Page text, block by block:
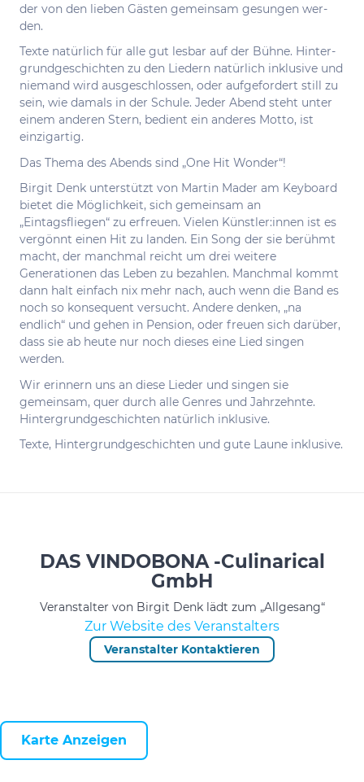
der von den lie­ben Gäs­ten gemein­sam gesun­gen wer­
den.
Tex­te natür­lich für alle gut les­bar auf der Büh­ne. Hin­ter­
grund­ge­schich­ten zu den Lie­dern natür­lich inklu­si­ve und
nie­mand wird aus­ge­schlos­sen, oder auf­ge­for­dert still zu
sein, wie damals in der Schu­le. Jeder Abend steht unter
einem ande­ren Stern, bedient ein ande­res Mot­to, ist
einzigartig.
Das The­ma des Abends sind ​„One Hit Wonder“!
Birgit Denk unterstützt von Martin Mader am Keyboard
bietet die Möglichkeit, sich gemeinsam an
„Eintagsfliegen“ zu erfreuen. Vielen Künstler:innen ist es
vergönnt einen Hit zu landen. Ein Song der sie berühmt
macht, der manchmal reicht um drei weitere
Generationen das Leben zu bezahlen. Manchmal kommt
dann halt einfach nix mehr nach, auch wenn die Band es
noch so konsequent versucht. Andere denken, „na
endlich“ und gehen in Pension, oder freuen sich darüber,
dass sie ab heute nur noch dieses eine Lied singen
werden.
Wir erinnern uns an diese Lieder und singen sie
gemeinsam, quer durch alle Genres und Jahrzehnte.
Hintergrundgeschichten natürlich inklusive.
Tex­te, Hin­ter­grund­ge­schich­ten und gute Lau­ne inklusive.
DAS VINDOBONA -Culinarical
GmbH
Veranstalter von Birgit Denk lädt zum „Allgesang“
Zur Website des Veranstalters
Veranstalter Kontaktieren
Karte Anzeigen